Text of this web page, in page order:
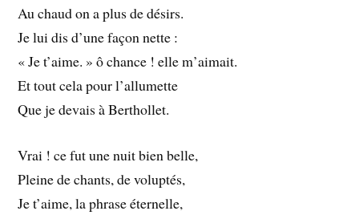
Au chaud on a plus de désirs.
Je lui dis d’une façon nette :
« Je t’aime. » ô chance ! elle m’aimait.
Et tout cela pour l’allumette
Que je devais à Berthollet.
Vrai ! ce fut une nuit bien belle,
Pleine de chants, de voluptés,
Je t’aime, la phrase éternelle,